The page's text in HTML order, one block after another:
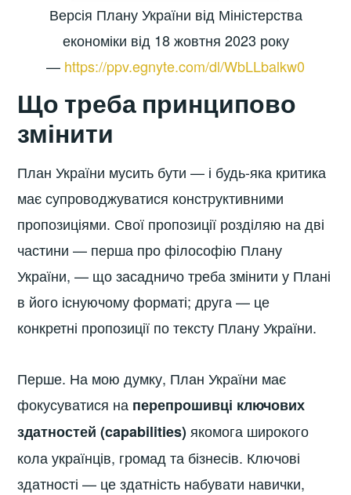
Версія Плану України від Міністерства
економіки від 18 жовтня 2023 року
— https://ppv.egnyte.com/dl/WbLLbalkw0
Що треба принципово
змінити
План України мусить бути — і будь-яка критика
має супроводжуватися конструктивними
пропозиціями. Свої пропозиції розділяю на дві
частини — перша про філософію Плану
України, — що засадничо треба змінити у Плані
в його існуючому форматі; друга — це
конкретні пропозиції по тексту Плану України.
Перше. На мою думку, План України має
фокусуватися на перепрошивці ключових
здатностей (capabilities)якомога широкого
кола українців, громад та бізнесів. Ключові
здатності — це здатність набувати навички,